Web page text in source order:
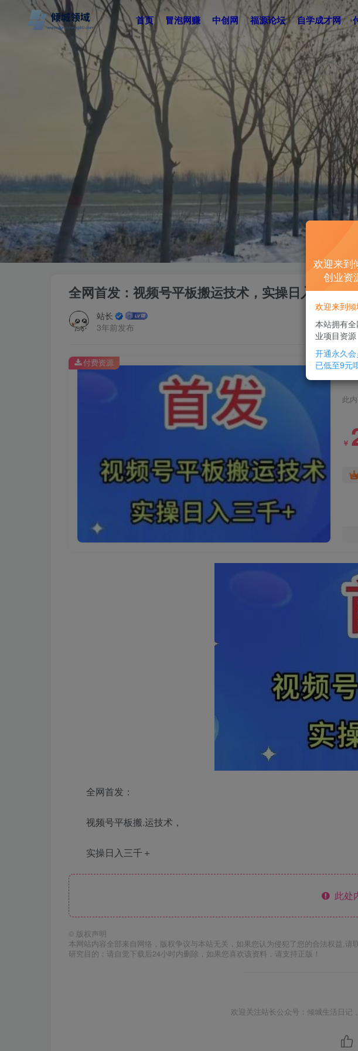
首页 冒泡网赚 中创网 福源论坛 自学成才网
全网首发：视频号平板搬运技术，实操日入三千＋
站长
3年前发布
全
此
￥
付费资源
全网首发：
视频号平板搬.运技术，
实操日入三千＋
此处
© 版权声明
本网站内容全部来自网络，版权争议与本站无关，如果您认为侵犯了您的合法权益,
研究目的；请自觉下载后24小时内删除，如果您喜欢该资料，请支持正版！
欢迎关注站长公众号：倾城生活日记
欢迎来到
创业资
欢迎来到
本站拥有
业项目资源
开通永久
已低至9元